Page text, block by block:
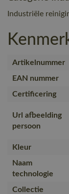
Industriële
Artikelnummer
EAN nummer
Certificering
Url afbeelding
persoon
Kleur
Naam
technologie
Collectie